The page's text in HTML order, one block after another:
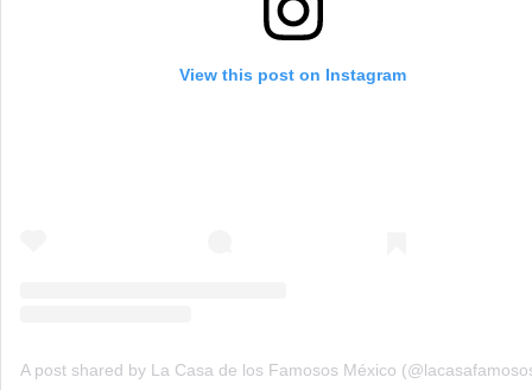
View this post on Instagram
A post shared by La Casa de los Famosos México